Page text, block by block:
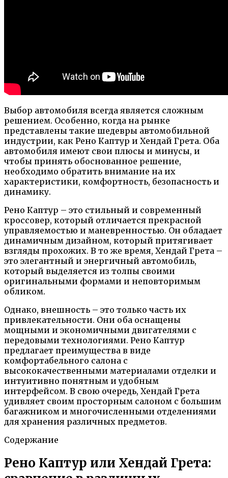
Выбор автомобиля всегда является сложным
решением. Особенно, когда на рынке
представлены такие шедевры автомобильной
индустрии, как Рено Каптур и Хендай Грета. Оба
автомобиля имеют свои плюсы и минусы, и
чтобы принять обоснованное решение,
необходимо обратить внимание на их
характеристики, комфортность, безопасность и
динамику.
Рено Каптур – это стильный и современный
кроссовер, который отличается прекрасной
управляемостью и маневренностью. Он обладает
динамичным дизайном, который притягивает
взгляды прохожих. В то же время, Хендай Грета –
это элегантный и энергичный автомобиль,
который выделяется из толпы своими
оригинальными формами и неповторимым
обликом.
Однако, внешность – это только часть их
привлекательности. Они оба оснащены
мощными и экономичными двигателями с
передовыми технологиями. Рено Каптур
предлагает преимущества в виде
комфортабельного салона с
высококачественными материалами отделки и
интуитивно понятным и удобным
интерфейсом. В свою очередь, Хендай Грета
удивляет своим просторным салоном с большим
багажником и многочисленными отделениями
для хранения различных предметов.
Содержание
Рено Каптур или Хендай Грета: